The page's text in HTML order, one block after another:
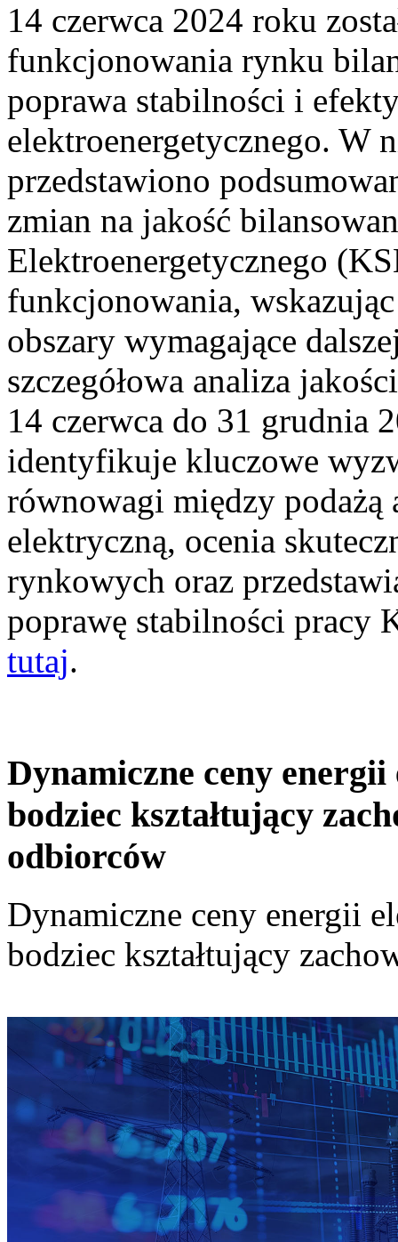
14 czerwca 2024 roku
funkcjonowania rynku
poprawa stabilności i
elektroenergetycznego. W
przedstawiono
zmian na jakość
Elektroenergetycznego
funkcjonowania,
obszary wymagające
szczegółowa analiza
14 czerwca do 31 grudnia
identyfikuje kluczowe
równowagi między podażą
elektryczną, ocenia
rynkowych oraz
poprawę stabilności pracy
tutaj.
Dynamiczne ceny
bodziec kształtujący
odbiorców
Dynamiczne ceny energii
bodziec kształtujący